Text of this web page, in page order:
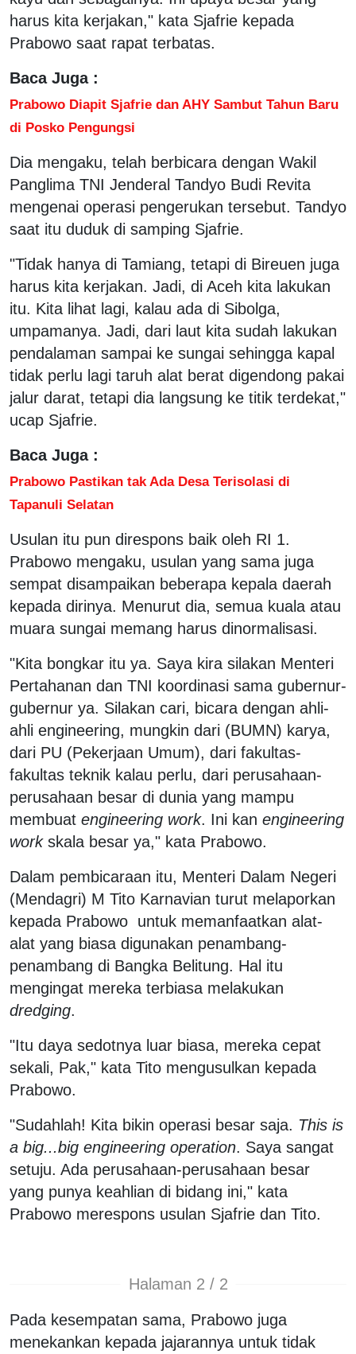
harus kita kerjakan," kata Sjafrie kepada
Prabowo saat rapat terbatas.
Baca Juga :
Prabowo Diapit Sjafrie dan AHY Sambut Tahun Baru
di Posko Pengungsi
Dia mengaku, telah berbicara dengan Wakil
Panglima TNI Jenderal Tandyo Budi Revita
mengenai operasi pengerukan tersebut. Tandyo
saat itu duduk di samping Sjafrie.
"Tidak hanya di Tamiang, tetapi di Bireuen juga
harus kita kerjakan. Jadi, di Aceh kita lakukan
itu. Kita lihat lagi, kalau ada di Sibolga,
umpamanya. Jadi, dari laut kita sudah lakukan
pendalaman sampai ke sungai sehingga kapal
tidak perlu lagi taruh alat berat digendong pakai
jalur darat, tetapi dia langsung ke titik terdekat,"
ucap Sjafrie.
Baca Juga :
Prabowo Pastikan tak Ada Desa Terisolasi di
Tapanuli Selatan
Usulan itu pun direspons baik oleh RI 1.
Prabowo mengaku, usulan yang sama juga
sempat disampaikan beberapa kepala daerah
kepada dirinya. Menurut dia, semua kuala atau
muara sungai memang harus dinormalisasi.
"Kita bongkar itu ya. Saya kira silakan Menteri
Pertahanan dan TNI koordinasi sama gubernur-
gubernur ya. Silakan cari, bicara dengan ahli-
ahli engineering, mungkin dari (BUMN) karya,
dari PU (Pekerjaan Umum), dari fakultas-
fakultas teknik kalau perlu, dari perusahaan-
perusahaan besar di dunia yang mampu
membuat engineering work. Ini kan engineering
workskala besar ya," kata Prabowo.
Dalam pembicaraan itu, Menteri Dalam Negeri
(Mendagri) M Tito Karnavian turut melaporkan
kepada Prabowo untuk memanfaatkan alat-
alat yang biasa digunakan penambang-
penambang di Bangka Belitung. Hal itu
mengingat mereka terbiasa melakukan
dredging.
"Itu daya sedotnya luar biasa, mereka cepat
sekali, Pak," kata Tito mengusulkan kepada
Prabowo.
"Sudahlah! Kita bikin operasi besar saja. This is
a big...big engineering operation. Saya sangat
setuju. Ada perusahaan-perusahaan besar
yang punya keahlian di bidang ini," kata
Prabowo merespons usulan Sjafrie dan Tito.
Halaman 2 / 2
Pada kesempatan sama, Prabowo juga
menekankan kepada jajarannya untuk tidak